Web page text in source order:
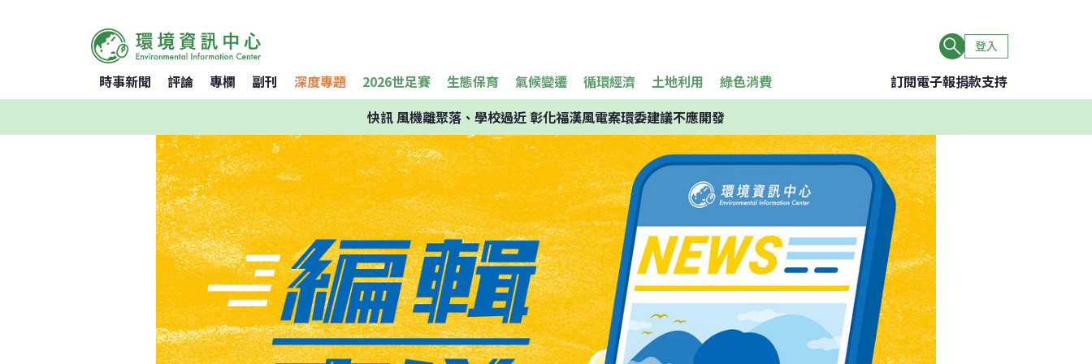
登入
時事新聞 評論 專欄 副刊 深度專題 2026世足賽 生態保育 氣候變遷 循環經濟 土地利用 綠色消費 訂閱電子報捐款支持
快訊風機離聚落、學校過近 彰化福漢風電案環委建議不應開發